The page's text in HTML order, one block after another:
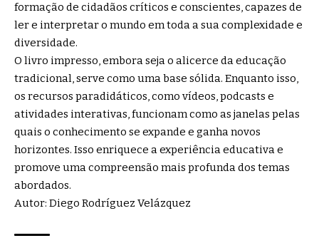
formação de cidadãos críticos e conscientes, capazes de
ler e interpretar o mundo em toda a sua complexidade e
diversidade.
O livro impresso, embora seja o alicerce da educação
tradicional, serve como uma base sólida. Enquanto isso,
os recursos paradidáticos, como vídeos, podcasts e
atividades interativas, funcionam como as janelas pelas
quais o conhecimento se expande e ganha novos
horizontes. Isso enriquece a experiência educativa e
promove uma compreensão mais profunda dos temas
abordados.
Autor: Diego Rodríguez Velázquez